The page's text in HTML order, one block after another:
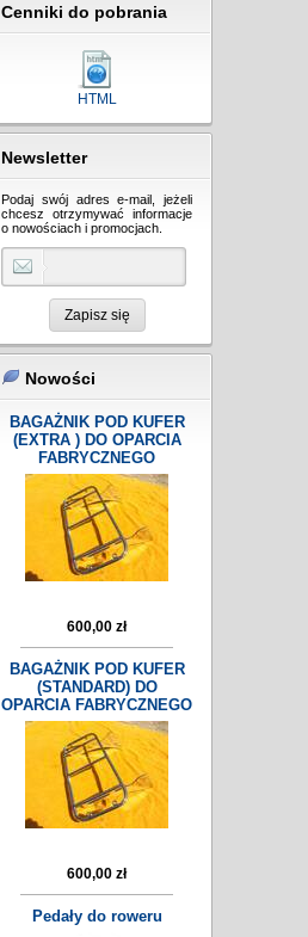
Cenniki do pobrania
HTML
Newsletter
Podaj swój adres e-mail, jeżeli
chcesz otrzymywać informacje
o nowościach i promocjach.
Zapisz się
Nowości
BAGAŻNIK POD KUFER
(EXTRA ) DO OPARCIA
FABRYCZNEGO
600,00 zł
BAGAŻNIK POD KUFER
(STANDARD) DO
OPARCIA FABRYCZNEGO
600,00 zł
Pedały do roweru